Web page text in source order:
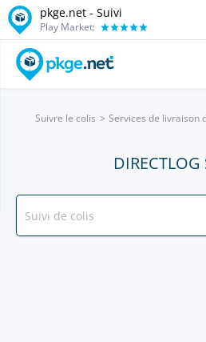
pkge.net - Suivi
Play Market:
Suivre le colis Services de livraison
DIRECTLOG